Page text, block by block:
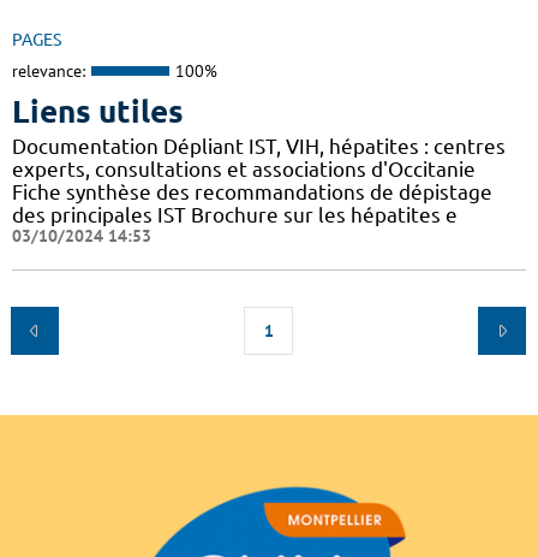
PAGES
relevance: 100%
Liens utiles
Documentation Dépliant IST, VIH, hépatites : centres
experts, consultations et associations d'Occitanie
Fiche synthèse des recommandations de dépistage
des principales IST Brochure sur les hépatites e
03/10/2024 14:53
1